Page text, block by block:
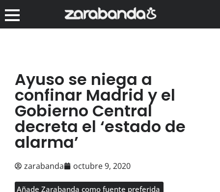
Ayuso se niega a
confinar Madrid y el
Gobierno Central
decreta el ‘estado de
alarma’
zarabanda octubre 9, 2020
Añade Zarabanda como fuente preferida